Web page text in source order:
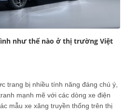
như thế nào ở thị trường Việt
trang bị nhiều tính năng đáng chú ý,
mạnh mẽ với các dòng xe điện
mẫu xe xăng truyền thống trên thị